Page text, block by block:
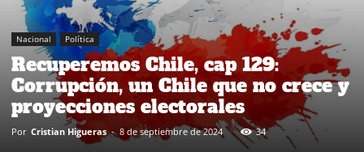
Nacional Política
Recuperemos Chile, cap 129:
Corrupción, un Chile que no crece y
proyecciones electorales
Por Cristian Higueras - 8 de septiembre de 2024 34